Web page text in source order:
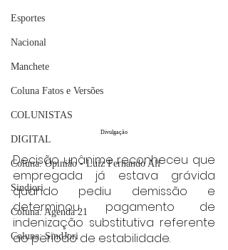
Esportes
Nacional
Manchete
Coluna Fatos e Versões
COLUNISTAS
DIGITAL
Coluna: Opinião - Luiz Fernando Alf
Sindjori
Coluna: Agenda 21
Coluna: SindJori
Divulgação
Decisão unânime reconheceu que
empregada já estava grávida
quando pediu demissão e
determinou pagamento de
indenização substitutiva referente
ao período de estabilidade.